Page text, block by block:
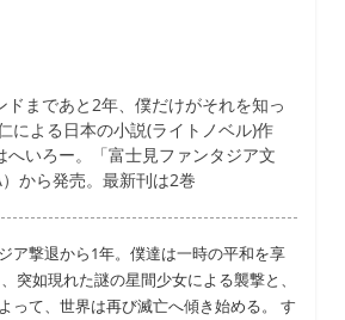
ドまであと2年、僕だけがそれを知っ
による日本の小説(ライトノベル)作
へいろー。「富士見ファンタジア文
から発売。最新刊は2巻
ア撃退から1年。僕達は一時の平和を享
突如現れた謎の星間少女による襲撃と、
って、世界は再び滅亡へ傾き始める。 す